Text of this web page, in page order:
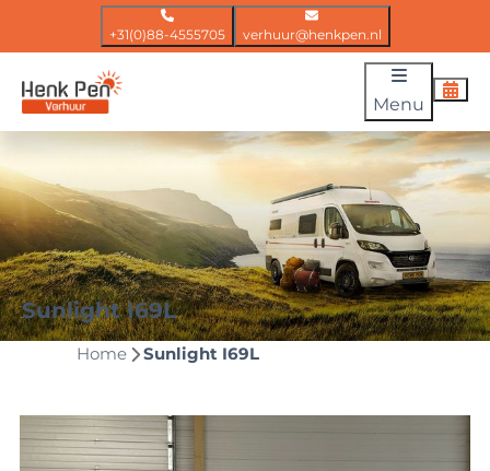
+31(0)88-4555705 verhuur@henkpen.nl
Menu
Sunlight I69L
Home Sunlight I69L